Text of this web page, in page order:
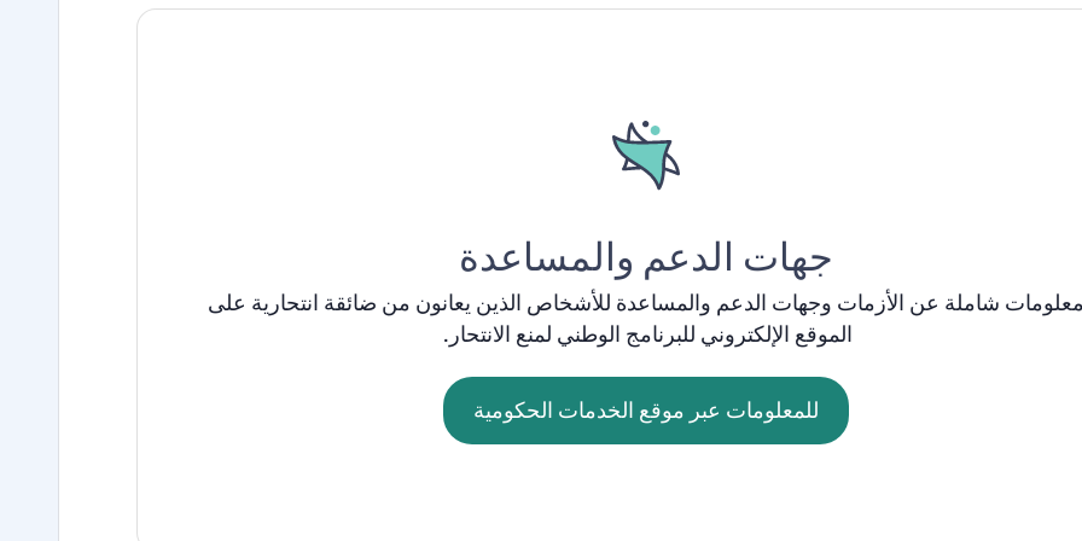
جهات الدعم والمساعدة
شاملة عن الأزمات وجهات الدعم والمساعدة للأشخاص الذين يعانون من ضائقة انتحارية على
الموقع الإلكتروني للبرنامج الوطني لمنع الانتحار .
للمعلومات عبر موقع الخدمات الحكومية